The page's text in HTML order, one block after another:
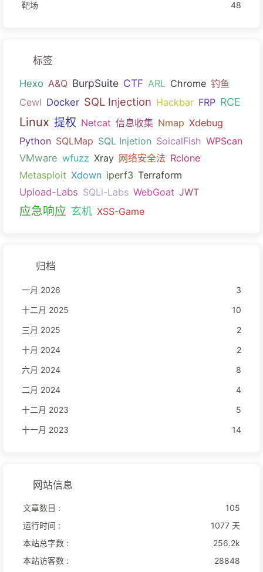
靶场
48
标签
Hexo A&Q BurpSuite CTF ARL Chrome 钓鱼
Cewl Docker SQL Injection Hackbar FRP RCE
Linux 提权 Netcat 信息收集 Nmap Xdebug
Python SQLMap SQL Injetion SoicalFish WPScan
VMware wfuzz Xray 网络安全法 Rclone
Metasploit Xdown iperf3 Terraform
Upload-Labs SQLi-Labs WebGoat JWT
应急响应 玄机 XSS-Game
归档
一月 2026
3
十二月 2025
10
三月 2025
2
十月 2024
2
六月 2024
8
二月 2024
4
十二月 2023
5
十一月 2023
14
网站信息
文章数目 :
105
运行时间 :
1077 天
本站总字数 :
256.2k
本站访客数 :
28848